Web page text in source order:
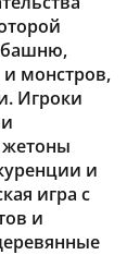
башню,
монстров,
Игроки
и
игра с
и